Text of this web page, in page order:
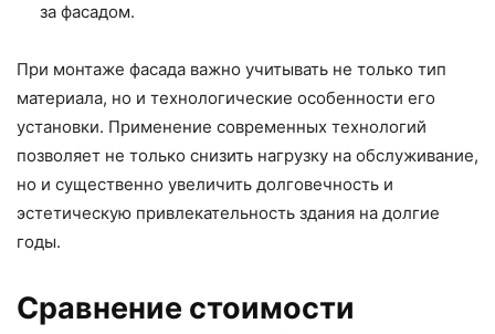
за фасадом.
При монтаже фасада важно учитывать не только тип
материала, но и технологические особенности его
установки. Применение современных технологий
позволяет не только снизить нагрузку на обслуживание,
но и существенно увеличить долговечность и
эстетическую привлекательность здания на долгие
годы.
Сравнение стоимости